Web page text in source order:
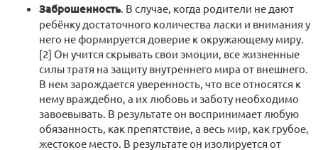
Заброшенность. В случае, когда родители не дают
ребёнку достаточного количества ласки и внимания у
него не формируется доверие к окружающему миру.
[2] Он учится скрывать свои эмоции, все жизненные
силы тратя на защиту внутреннего мира от внешнего.
В нем зарождается уверенность, что все относятся к
нему враждебно, а их любовь и заботу необходимо
завоевывать. В результате он воспринимает любую
обязанность, как препятствие, а весь мир, как грубое,
жестокое место. В результате он изолируется от